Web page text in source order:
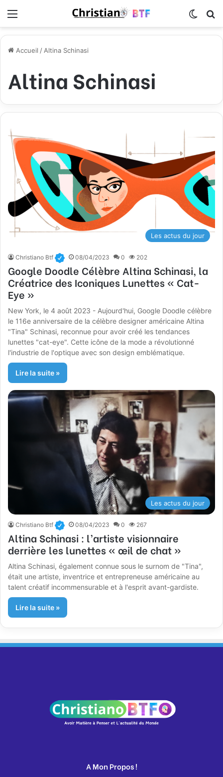
Accueil / Altina Schinasi
Altina Schinasi
Les actus du jour
Christiano Btf 08/04/2023 0 202
Google Doodle Célèbre Altina Schinasi, la
Créatrice des Iconiques Lunettes « Cat-
Eye »
New York, le 4 août 2023 - Aujourd'hui, Google Doodle célèbre
le 116e anniversaire de la célèbre designer américaine Altina
"Tina" Schinasi, reconnue pour avoir créé les tendances
lunettes "cat-eye". Cette icône de la mode a révolutionné
l'industrie de l'optique avec son design emblématique.
Lire la suite »
Les actus du jour
Christiano Btf 08/04/2023 0 267
Altina Schinasi : l’artiste visionnaire
derrière les lunettes « œil de chat »
Altina Schinasi, également connue sous le surnom de "Tina",
était une artiste, inventrice et entrepreneuse américaine au
talent créatif incommensurable et à l'esprit avant-gardiste.
Lire la suite »
A Mon Propos !